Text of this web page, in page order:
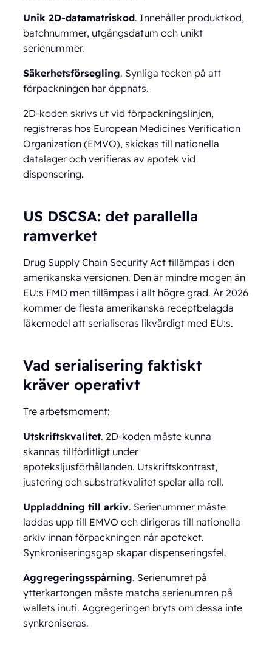
Unik 2D-datamatriskod. Innehåller produktkod,
batchnummer, utgångsdatum och unikt
serienummer.
Säkerhetsförsegling. Synliga tecken på att
förpackningen har öppnats.
2D-koden skrivs ut vid förpackningslinjen,
registreras hos European Medicines Verification
Organization (EMVO), skickas till nationella
datalager och verifieras av apotek vid
dispensering.
US DSCSA: det parallella
ramverket
Drug Supply Chain Security Act tillämpas i den
amerikanska versionen. Den är mindre mogen än
EU:s FMD men tillämpas i allt högre grad. År 2026
kommer de flesta amerikanska receptbelagda
läkemedel att serialiseras likvärdigt med EU:s.
Vad serialisering faktiskt
kräver operativt
Tre arbetsmoment:
Utskriftskvalitet. 2D-koden måste kunna
skannas tillförlitligt under
apoteksljusförhållanden. Utskriftskontrast,
justering och substratkvalitet spelar alla roll.
Uppladdning till arkiv. Serienummer måste
laddas upp till EMVO och dirigeras till nationella
arkiv innan förpackningen når apoteket.
Synkroniseringsgap skapar dispenseringsfel.
Aggregeringsspårning. Serienumret på
ytterkartongen måste matcha serienumren på
wallets inuti. Aggregeringen bryts om dessa inte
synkroniseras.